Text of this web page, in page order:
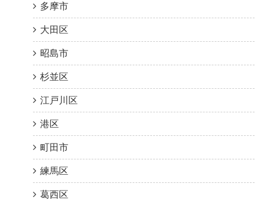
多摩市
大田区
昭島市
杉並区
江戸川区
港区
町田市
練馬区
葛西区